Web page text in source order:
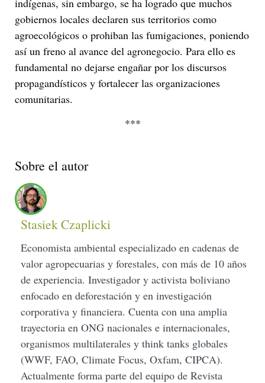
gobiernos locales declaren sus territorios como
agroecológicos o prohiban las fumigaciones, poniendo
así un freno al avance del agronegocio. Para ello es
fundamental no dejarse engañar por los discursos
propagandísticos y fortalecer las organizaciones
comunitarias.
***
Sobre el autor
Stasiek Czaplicki
Economista ambiental especializado en cadenas de
valor agropecuarias y forestales, con más de 10 años
de experiencia. Investigador y activista boliviano
enfocado en deforestación y en investigación
corporativa y financiera. Cuenta con una amplia
trayectoria en ONG nacionales e internacionales,
organismos multilaterales y think tanks globales
(WWF, FAO, Climate Focus, Oxfam, CIPCA).
Actualmente forma parte del equipo de Revista